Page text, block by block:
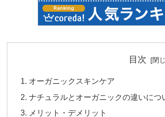
目次
オーガニックスキンケア
ナチュラルとオーガニックの違いにつ
メリット・デメリット